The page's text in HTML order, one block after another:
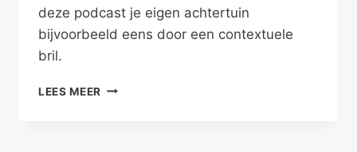
deze podcast je eigen achtertuin
bijvoorbeeld eens door een contextuele
bril.
LEES MEER DUURZAAM